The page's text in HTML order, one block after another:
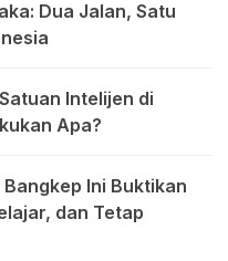
Dua Jalan, Satu
Intelijen di
Apa?
Ini Buktikan
dan Tetap